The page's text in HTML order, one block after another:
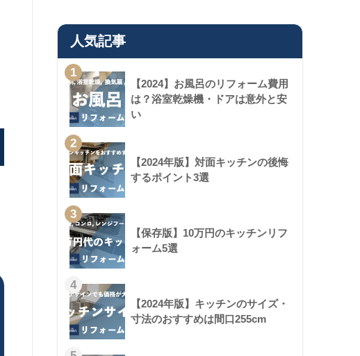
人気記事
1
【2024】お風呂のリフォーム費用
は？浴室乾燥機・ドアは意外と安
い
2
【2024年版】対面キッチンの後悔
するポイント3選
3
【保存版】10万円のキッチンリフ
ォーム5選
4
【2024年版】キッチンのサイズ・
寸法のおすすめは間口255cm